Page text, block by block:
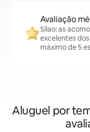
Avaliação
Silao: as
excelentes
máximo de 5
Aluguel por